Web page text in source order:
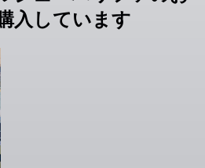
入しています